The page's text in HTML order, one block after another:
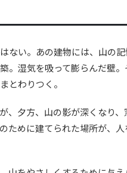
ない。あの建物には、山の
。湿気を吸って膨らんだ壁。
とわりつく。
、夕方、山の影が深くなり、
ために建てられた場所が、人